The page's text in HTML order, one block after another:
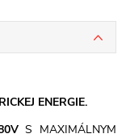
ENERGIE.
S MAXIMÁLNYM